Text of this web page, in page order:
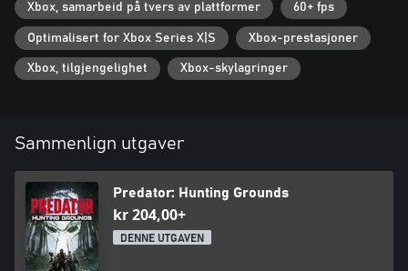
Xbox, samarbeid på tvers av plattformer 60+ fps
Optimalisert for Xbox Series X|S Xbox-prestasjoner
Xbox, tilgjengelighet Xbox-skylagringer
Sammenlign utgaver
Predator: Hunting Grounds
kr 204,00+
DENNE UTGAVEN